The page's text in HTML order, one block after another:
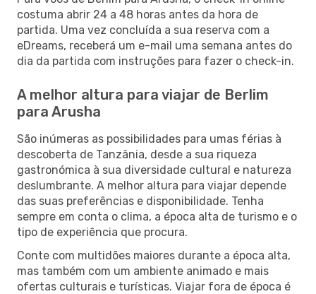
costuma abrir 24 a 48 horas antes da hora de
partida. Uma vez concluída a sua reserva com a
eDreams, receberá um e-mail uma semana antes do
dia da partida com instruções para fazer o check-in.
A melhor altura para viajar de Berlim
para Arusha
São inúmeras as possibilidades para umas férias à
descoberta de Tanzânia, desde a sua riqueza
gastronómica à sua diversidade cultural e natureza
deslumbrante. A melhor altura para viajar depende
das suas preferências e disponibilidade. Tenha
sempre em conta o clima, a época alta de turismo e o
tipo de experiência que procura.
Conte com multidões maiores durante a época alta,
mas também com um ambiente animado e mais
ofertas culturais e turísticas. Viajar fora de época é